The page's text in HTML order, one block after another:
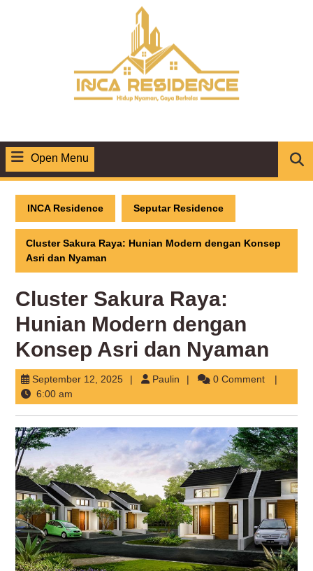
Open Menu
Menu
INCA Residence Seputar Residence
Cluster Sakura Raya: Hunian Modern dengan Konsep
Asri dan Nyaman
Cluster Sakura Raya:
Hunian Modern dengan
Konsep Asri dan Nyaman
September 12, 2025September
2025
Paulin Paulin
0 Comment
6:00 am